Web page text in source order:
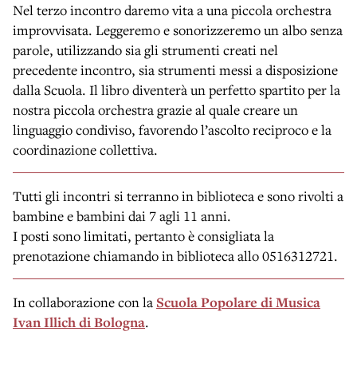
Nel terzo incontro daremo vita a una piccola orchestra
improvvisata. Leggeremo e sonorizzeremo un albo senza
parole, utilizzando sia gli strumenti creati nel
precedente incontro, sia strumenti messi a disposizione
dalla Scuola. Il libro diventerà un perfetto spartito per la
nostra piccola orchestra grazie al quale creare un
linguaggio condiviso, favorendo l’ascolto reciproco e la
coordinazione collettiva.
Tutti gli incontri si terranno in biblioteca e sono rivolti a
bambine e bambini dai 7 agli 11 anni.
I posti sono limitati, pertanto è consigliata la
prenotazione chiamando in biblioteca allo 0516312721.
In collaborazione con la Scuola Popolare di Musica
Ivan Illich di Bologna.